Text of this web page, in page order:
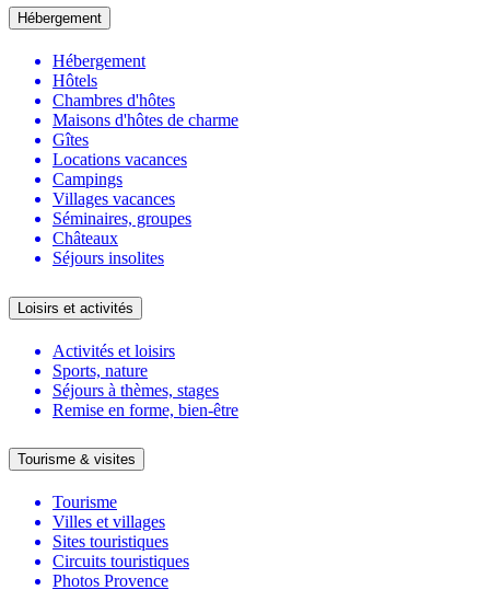
Hébergement
Hébergement
Hôtels
Chambres d'hôtes
Maisons d'hôtes de charme
Gîtes
Locations vacances
Campings
Villages vacances
Séminaires, groupes
Châteaux
Séjours insolites
Loisirs et activités
Activités et loisirs
Sports, nature
Séjours à thèmes, stages
Remise en forme, bien-être
Tourisme & visites
Tourisme
Villes et villages
Sites touristiques
Circuits touristiques
Photos Provence